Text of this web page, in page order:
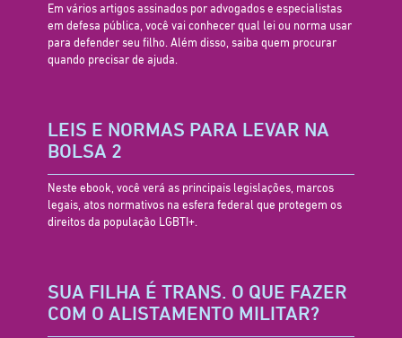
Em vários artigos assinados por advogados e especialistas
em defesa pública, você vai conhecer qual lei ou norma usar
para defender seu filho. Além disso, saiba quem procurar
quando precisar de ajuda.
LEIS E NORMAS PARA LEVAR NA
BOLSA 2
Neste ebook, você verá as principais legislações, marcos
legais, atos normativos na esfera federal que protegem os
direitos da população LGBTI+.
SUA FILHA É TRANS. O QUE FAZER
COM O ALISTAMENTO MILITAR?